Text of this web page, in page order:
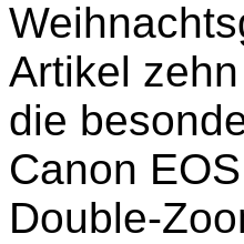
Artikel
die
Canon
Double-